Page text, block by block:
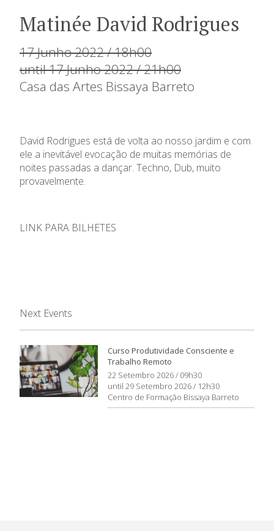
Matinée David Rodrigues
17 Junho 2022 / 18h00
until 17 Junho 2022 / 21h00
Casa das Artes Bissaya Barreto
David Rodrigues está de volta ao nosso jardim e com
ele a inevitável evocação de muitas memórias de
noites passadas a dançar. Techno, Dub, muito
provavelmente.
LINK PARA BILHETES
Next Events
Curso Produtividade Consciente e
Trabalho Remoto
22 Setembro 2026 / 09h30
until 29 Setembro 2026 / 12h30
Centro de Formação Bissaya Barreto